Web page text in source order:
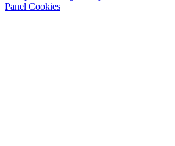
Panel Cookies